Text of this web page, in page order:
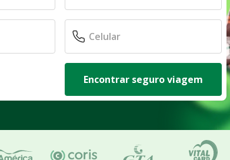
Encontrar seguro viagem